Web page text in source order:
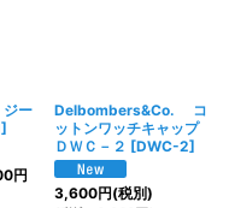
ー
]
円
Delbombers&Co. コ
ットンワッチキャップ
ＤＷＣ－２ [DWC-2]
3,600円(税別)